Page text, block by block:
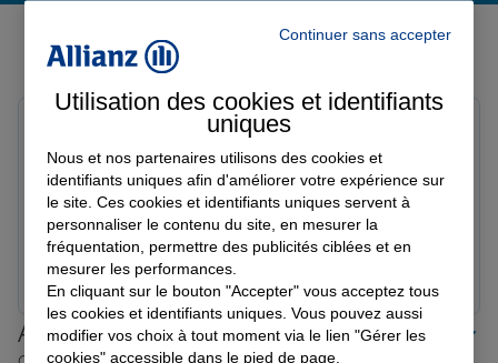
Protection juridique
Retraite
Tous nos devis d'assurance
Avis de l'agence Agence
MARSEILLE SAINTE
Le 13/05/2026 - Agence MARSEILLE SAINTE
Remarquable Cabinet de VEYRAC dont le
professionnalisme n’a d’égal que l’attention portée au
client. Mille mercis
Prendre un RDV
Allianz proche de chez vous
Continuer sans accepter
Utilisation des cookies et identifiants
uniques
Nous et nos partenaires utilisons des cookies et
identifiants uniques afin d'améliorer votre expérience sur
le site. Ces cookies et identifiants uniques servent à
personnaliser le contenu du site, en mesurer la
fréquentation, permettre des publicités ciblées et en
mesurer les performances.
En cliquant sur le bouton "Accepter" vous acceptez tous
les cookies et identifiants uniques. Vous pouvez aussi
modifier vos choix à tout moment via le lien "Gérer les
cookies" accessible dans le pied de page.